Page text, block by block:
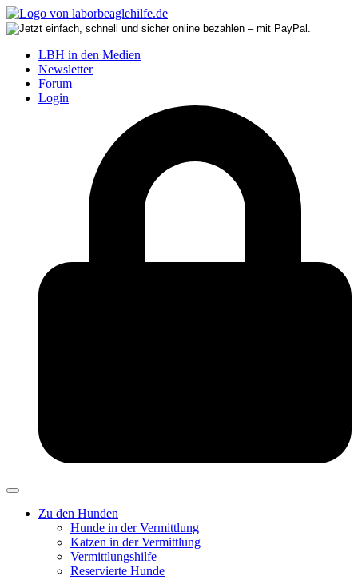
LBH in den Medien
Newsletter
Forum
Login
Zu den Hunden
Hunde in der Vermittlung
Katzen in der Vermittlung
Vermittlungshilfe
Reservierte Hunde